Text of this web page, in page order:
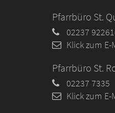
Pfarrbüro St.
02237
Klick zum
Pfarrbüro St.
02237 7335
Klick zum